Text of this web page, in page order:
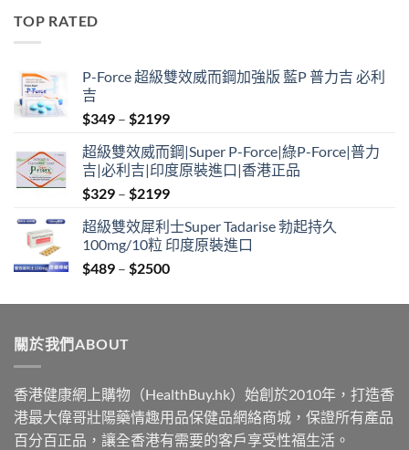
TOP RATED
P-Force 超級雙效威而鋼加強版 藍P 普力吉 必利
吉
$349 – $2199Price
$349
through
$2199
超級雙效威而鋼|Super P-Force|綠P-Force|普力
吉|必利吉|印度原裝進口|香港正品
$329 – $2199Price
$329
through
$2199
超級雙效犀利士Super Tadarise 勃起持久
100mg/10粒 印度原裝進口
$489 – $2500Price
$489
關於我們ABOUT
香港健康網上購物（HealthBuy.hk）始創於2010年，打造香
港最大偉哥壯陽藥情趣用品保健品網絡商城，保證所有產品
百分百正品，讓全香港有需要的客戶享受性福生活。